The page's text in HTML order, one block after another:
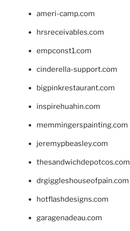
ameri-camp.com
hrsreceivables.com
empconst1.com
cinderella-support.com
bigpinkrestaurant.com
inspirehuahin.com
memmingerspainting.com
jeremypbeasley.com
thesandwichdepotcos.com
drgiggleshouseofpain.com
hotflashdesigns.com
garagenadeau.com